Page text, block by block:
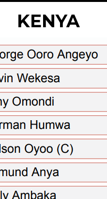
KENYA